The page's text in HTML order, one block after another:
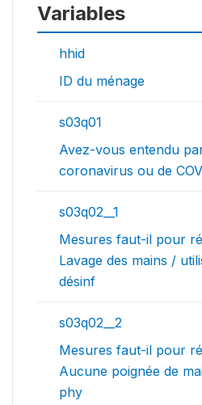
Variables
hhid
ID du ménage
s03q01
Avez-vous entendu
coronavirus ou de
s03q02__1
Mesures faut-il pour
Lavage des mains /
désinf
s03q02__2
Mesures faut-il pour
Aucune poignée de
phy